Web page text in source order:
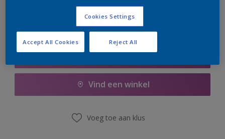
Vind een winkel
Voeg toe aan klus
Cookies Settings
Reject All
Accept All Cookies